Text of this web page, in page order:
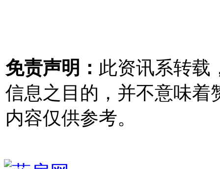
免责声明： 此资讯系转载
信息之目的，并不意味着
内容仅供参考。